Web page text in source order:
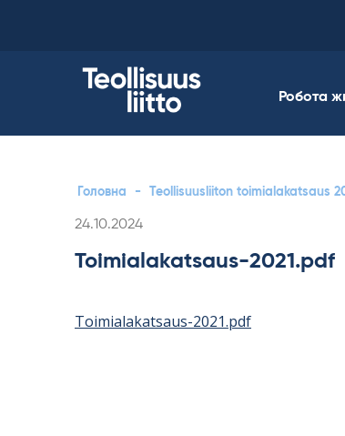
Робота
Головна - Teollisuusliiton toimialakatsaus
Kirjoitettu
24.10.2024
Toimialakatsaus-2021.pdf
Toimialakatsaus-2021.pdf